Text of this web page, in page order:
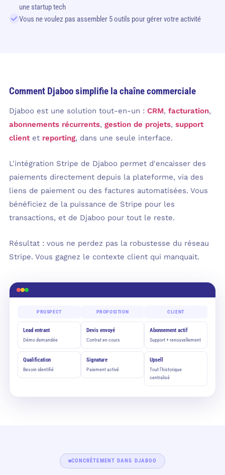
une startup tech
Vous ne voulez pas assembler 5 outils pour gérer votre activité
Comment Djaboo simplifie la chaîne commerciale
Djaboo est une solution tout-en-un : CRM, facturation,
abonnements récurrents, gestion de projets, support
clientet reporting, dans une seule interface.
L'intégration Stripe de Djaboo permet d'encaisser des
paiements directement depuis la plateforme, via des
liens de paiement ou des factures automatisées. Vous
bénéficiez de la puissance de Stripe pour les
transactions, et de Djaboo pour tout le reste.
Résultat : vous ne perdez pas la robustesse du réseau
Stripe. Vous gagnez le contexte client qui manquait.
PROSPECT
Lead entrant
Démo demandée
Qualification
Besoin identifié
PROPOSITION
Devis envoyé
Contrat en cours
Signature
Paiement activé
CLIENT
Abonnement actif
Support + renouvellement
Upsell
Tout l'historique
centralisé
CONCRÈTEMENT DANS DJABOO